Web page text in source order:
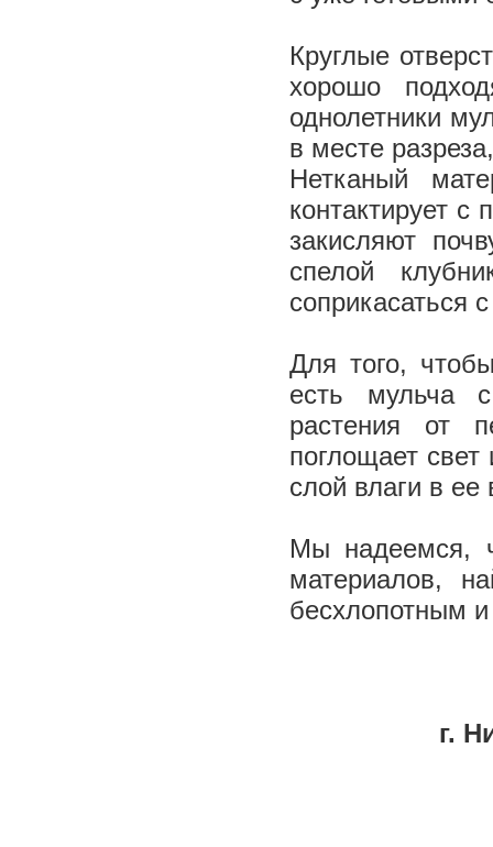
Круглые
хорошо
однолетники
в месте
Нетканый
контактирует
закисляют
спелой
соприкасаться
Для того,
есть мульча
растения от
поглощает свет
слой влаги в
Мы надеемся,
материалов,
бесхлопотным
г.